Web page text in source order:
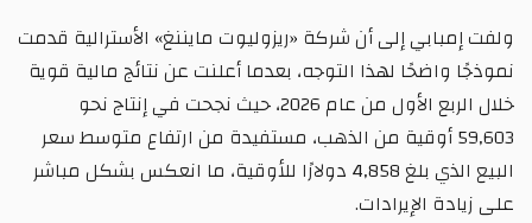
ولفت إمبابي إلى أن شركة «ريزوليوت مايننغ» الأسترالية قدمت
نموذجًا واضحًا لهذا التوجه، بعدما أعلنت عن نتائج مالية قوية
خلال الربع الأول من عام 2026، حيث نجحت في إنتاج نحو
59,603 أوقية من الذهب، مستفيدة من ارتفاع متوسط سعر
البيع الذي بلغ 4,858 دولارًا للأوقية، ما انعكس بشكل مباشر
على زيادة الإيرادات.